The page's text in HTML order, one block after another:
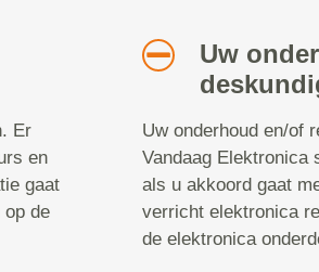
Er
en
gaat
de
Uw
Uw onderhoud en/of
Vandaag Elektronica
als u akkoord gaat
verricht elektronica
de elektronica